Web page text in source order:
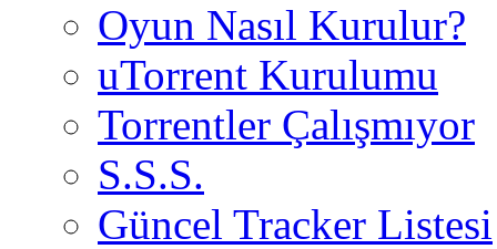
Oyun Nasıl Kurulur?
uTorrent Kurulumu
Torrentler Çalışmıyor
S.S.S.
Güncel Tracker Listesi